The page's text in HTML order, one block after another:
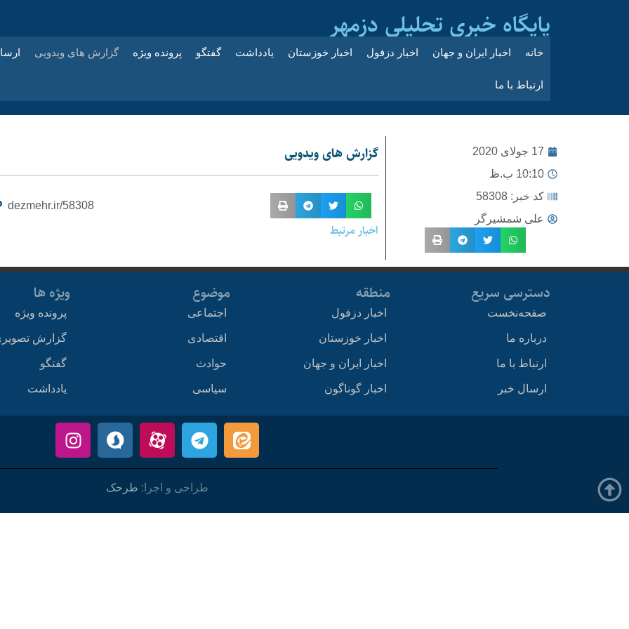
پایگاه خبری تحلیلی دزمهر
خانه اخبار ایران و جهان اخبار دزفول اخبار خوزستان یادداشت گفتگو پرونده ویژه گزارش های ویدویی
ارتباط با ما
17 جولای 2020
10:10 ب.ظ
کد خبر: 58308
علی شمشیرگر
گزارش های ویدویی
dezmehr.ir/58308
اخبار مرتبط
دسترسی سریع
صفحه‌نخست
درباره ما
ارتباط با ما
ارسال خبر
منطقه
اخبار دزفول
اخبار خوزستان
اخبار ایران و جهان
اخبار گوناگون
موضوع
اجتماعی
اقتصادی
حوادث
سیاسی
ویژه ها
پرونده ویژه
گزارش
گفتگو
یادداشت
طراحی و اجرا: طرحک